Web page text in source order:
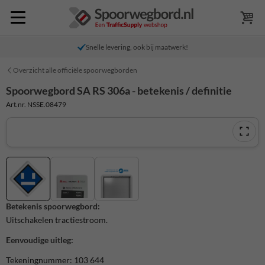
Snelle levering, ook bij maatwerk!
Overzicht alle officiële spoorwegborden
Spoorwegbord SA RS 306a - betekenis / definitie
Art.nr. NSSE.08479
Betekenis spoorwegbord:
Uitschakelen tractiestroom.
Eenvoudige uitleg:
Tekeningnummer: 103 644